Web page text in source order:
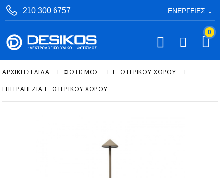
210 300 6757 ΕΝΈΡΓΕΙΕΣ
0
ΑΡΧΙΚΉ ΣΕΛΊΔΑ ΦΩΤΙΣΜΟΣ ΕΞΩΤΕΡΙΚΟΎ ΧΏΡΟΥ
ΕΠΙΤΡΑΠΈΖΙΑ ΕΞΩΤΕΡΙΚΟΎ ΧΏΡΟΥ